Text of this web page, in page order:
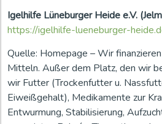
Igelhilfe Lüneburger Heide e.V.
https://igelhilfe-lueneburger-
Quelle: Homepage – Wir
Mitteln. Außer dem Platz, den wir
wir Futter (Trockenfutter u.
Eiweißgehalt), Medikamente zur
Entwurmung, Stabilisierung,